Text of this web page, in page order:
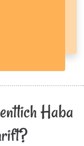
Haba